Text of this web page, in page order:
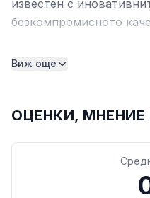
известен с
безкомпромисното
идеален избор за
Размери: 60x120 см
за минимални фуги
Дебелина: 9 мм -
Виж още
ОЦЕНКИ,